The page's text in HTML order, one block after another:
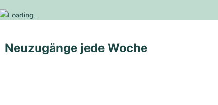
Neuzugänge jede Woche